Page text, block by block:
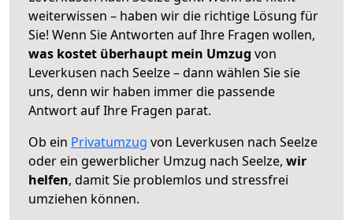
weiterwissen – haben wir die richtige Lösung für
Sie! Wenn Sie Antworten auf Ihre Fragen wollen,
was kostet überhaupt mein Umzug von
Leverkusen nach Seelze – dann wählen Sie sie
uns, denn wir haben immer die passende
Antwort auf Ihre Fragen parat.
Ob ein Privatumzug von Leverkusen nach Seelze
oder ein gewerblicher Umzug nach Seelze, wir
helfen, damit Sie problemlos und stressfrei
umziehen können.